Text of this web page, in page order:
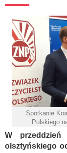
Spotkanie
Polskiego
W przeddzień
olsztyńskiego